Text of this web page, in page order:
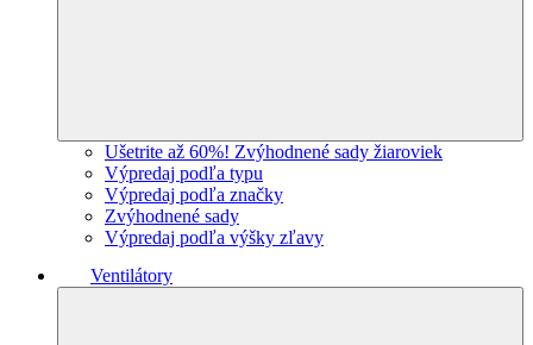
Ušetrite až 60%! Zvýhodnené sady žiaroviek
Výpredaj podľa typu
Výpredaj podľa značky
Zvýhodnené sady
Výpredaj podľa výšky zľavy
Ventilátory